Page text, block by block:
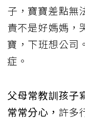
子，寶寶差點無
責不是好媽媽，
寶，下班想公司
症。
父母常教訓孩子
常常分心， 許多